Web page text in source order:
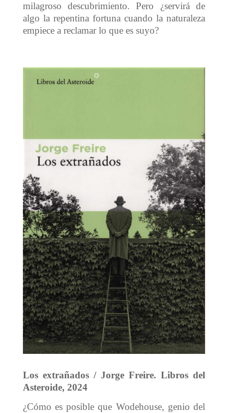
milagroso descubrimiento. Pero ¿servirá de
algo la repentina fortuna cuando la naturaleza
empiece a reclamar lo que es suyo?
Los extrañados / Jorge Freire. Libros del
Asteroide, 2024
¿Cómo es posible que Wodehouse, genio del